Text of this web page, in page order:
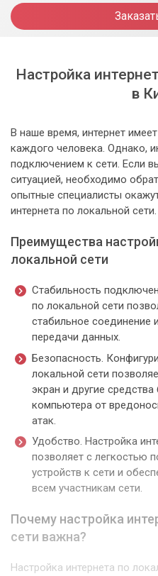
Настройка
в
В наше время, интернет
каждого человека. Однако,
подключением к сети. Если
ситуацией, необходимо
опытные специалисты
интернета по локальной сети.
Преимущества
локальной сети
Стабильность
по локальной сети
стабильное соединение
передачи данных.
Безопасность.
локальной сети
экран и другие
компьютера от
атак.
Удобство. Настройка
позволяет с легкостью
устройств к сети и
всем участникам сети.
Почему настройка
сети важна?
Настройка интернета по